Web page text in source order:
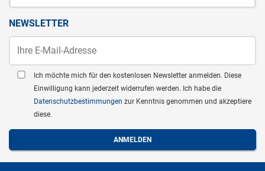
NEWSLETTER
Ich möchte mich für den kostenlosen Newsletter anmelden. Diese
Einwilligung kann jederzeit widerrufen werden. Ich habe die
Datenschutzbestimmungen zur Kenntnis genommen und akzeptiere
diese.